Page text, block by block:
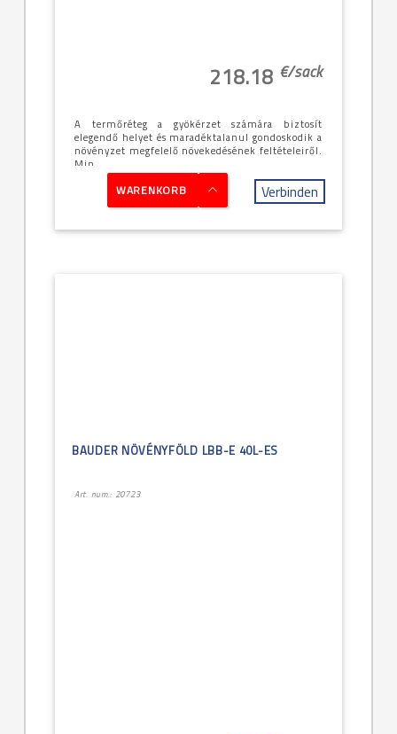
218.18 €/sack
A termőréteg a gyökérzet számára biztosít
elegendő helyet és maradéktalanul gondoskodik a
növényzet megfelelő növekedésének feltételeiről.
Min...
WARENKORB Verbinden
BAUDER NÖVÉNYFÖLD LBB-E 40L-ES
Art. num.: 20723